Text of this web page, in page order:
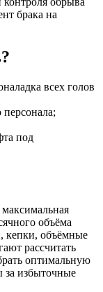
брака на
всех голов
персонала;
под
объёма
кепки, объёмные
рассчитать
оптимальную
за избыточные